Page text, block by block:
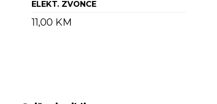
ELEKT. ZVONCE
11,00 KM